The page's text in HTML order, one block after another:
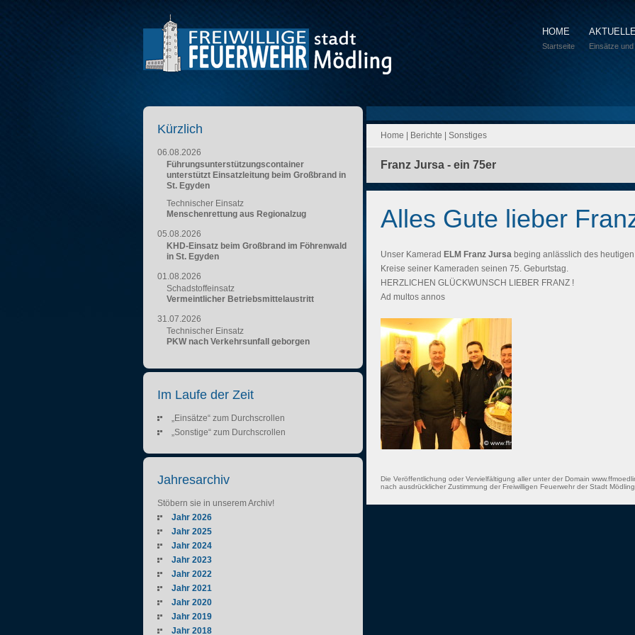
HOME
Startseite Einsätze
Home Berichte Sonstiges
Franz Jursa - ein 75er
Alles Gute lieber
Unser Kamerad ELM Franz Jursa beging anlässlich des
Kreise seiner Kameraden seinen 75. Geburtstag.
HERZLICHEN GLÜCKWUNSCH LIEBER FRANZ !
Ad multos annos
Die Veröffentlichung oder Vervielfältigung aller unter der Domain
nach ausdrücklicher Zustimmung der Freiwilligen Feuerwehr der Stadt
Kürzlich
06.08.2026
Führungsunterstützungscontainer
unterstützt Einsatzleitung beim Großbrand in
St. Egyden
Technischer Einsatz
Menschenrettung aus Regionalzug
05.08.2026
KHD-Einsatz beim Großbrand im Föhrenwald
in St. Egyden
01.08.2026
Schadstoffeinsatz
Vermeintlicher Betriebsmittelaustritt
31.07.2026
Technischer Einsatz
PKW nach Verkehrsunfall geborgen
Im Laufe der Zeit
„Einsätze“ zum Durchscrollen
„Sonstige“ zum Durchscrollen
Jahresarchiv
Stöbern sie in unserem Archiv!
Jahr 2026
Jahr 2025
Jahr 2024
Jahr 2023
Jahr 2022
Jahr 2021
Jahr 2020
Jahr 2019
Jahr 2018